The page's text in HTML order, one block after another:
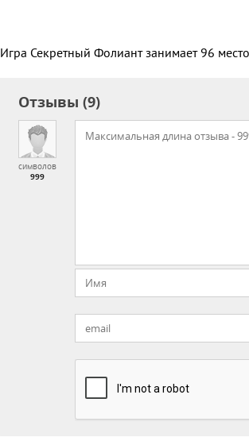
Игра Секретный Фолиант занимает 96
Отзывы (9)
символов
999